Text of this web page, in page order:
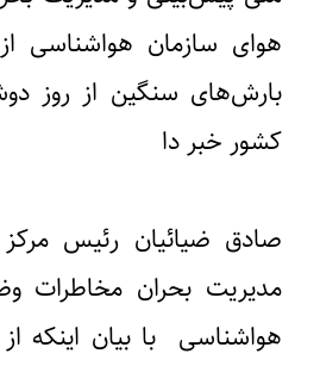
هوای سازمان هواشناسی
کشور خبر دا
صادق ضیائیان رئیس
مدیریت بحران مخاطرات